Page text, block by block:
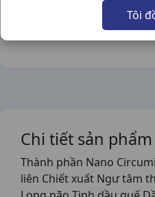
Tôi
Chi tiết sản phẩm
Thành phần Nano
liên Chiết xuất Ngư tâm